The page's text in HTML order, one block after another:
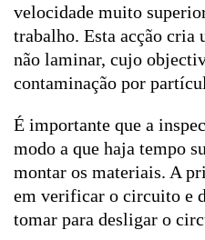
velocidade muito
trabalho. Esta acção cria
não laminar, cujo
contaminação por
É importante que a
modo a que haja tempo
montar os materiais. A
em verificar o circuito e
tomar para desligar o